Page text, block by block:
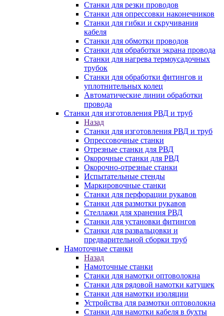
Станки для резки проводов
Станки для опрессовки наконечников
Станки для гибки и скручивания
кабеля
Станки для обмотки проводов
Станки для обработки экрана провода
Станки для нагрева термоусадочных
трубок
Станки для обработки фитингов и
уплотнительных колец
Автоматические линии обработки
провода
Станки для изготовления РВД и труб
Назад
Станки для изготовления РВД и труб
Опрессовочные станки
Отрезные станки для РВД
Окорочные станки для РВД
Окорочно-отрезные станки
Испытательные стенды
Маркировочные станки
Станки для перфорации рукавов
Станки для размотки рукавов
Стеллажи для хранения РВД
Станки для установки фитингов
Станки для развальцовки и
предварительной сборки труб
Намоточные станки
Назад
Намоточные станки
Станки для намотки оптоволокна
Станки для рядовой намотки катушек
Станки для намотки изоляции
Устройства для размотки оптоволокна
Станки для намотки кабеля в бухты